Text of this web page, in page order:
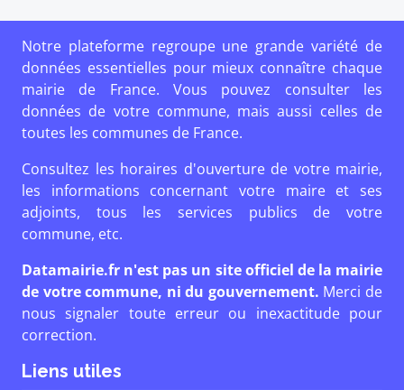
Notre plateforme regroupe une grande variété de
données essentielles pour mieux connaître chaque
mairie de France. Vous pouvez consulter les
données de votre commune, mais aussi celles de
toutes les communes de France.
Consultez les horaires d'ouverture de votre mairie,
les informations concernant votre maire et ses
adjoints, tous les services publics de votre
commune, etc.
Datamairie.fr n'est pas un site officiel de la mairie
de votre commune, ni du gouvernement. Merci de
nous signaler toute erreur ou inexactitude pour
correction.
Liens utiles